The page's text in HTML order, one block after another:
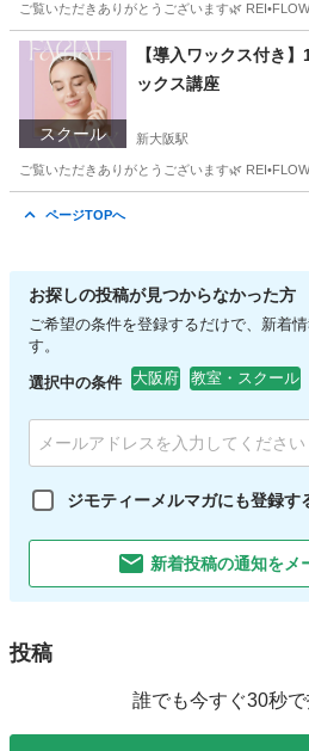
ご覧いただきありがとうございます🌿
東京 江東区 東京駅 ヘッドスパ
スクール
【導入ワックス付き
ックス講座
新大阪駅
ご覧いただきありがとうございます🌿
ページTOPへ
お探しの投稿が見つからなかった方
ご希望の条件を登録するだけで、新着
す。
選択中の条件 大阪府 教室・スクール
ジモティーメルマガにも登録す
新着投稿の通知をメ
投稿
誰でも今すぐ30秒